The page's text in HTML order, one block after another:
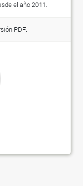
el año 2011.
PDF.